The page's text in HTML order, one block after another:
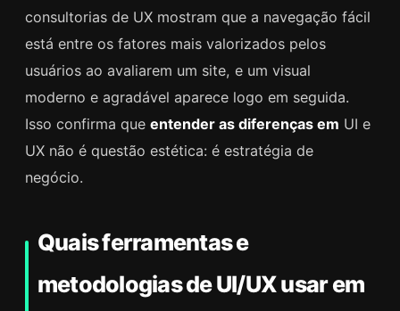
consultorias de UX mostram que a navegação fácil
está entre os fatores mais valorizados pelos
usuários ao avaliarem um site, e um visual
moderno e agradável aparece logo em seguida.
Isso confirma que entender as diferenças em UI e
UX não é questão estética: é estratégia de
negócio.
Quais ferramentas e
metodologias de UI/UX usar em